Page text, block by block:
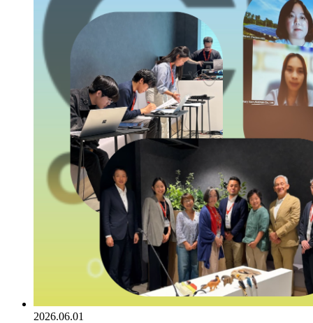
2026.06.01